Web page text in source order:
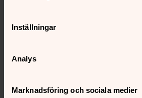
Inställningar
Analys
Marknadsföring och sociala medier
från Lidingö församlings
om konserter, pilgrimsvandringar
Youtube